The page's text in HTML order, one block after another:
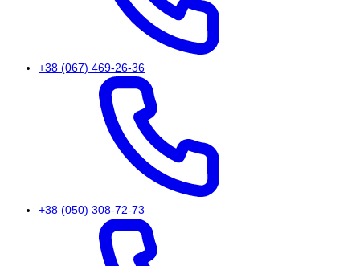
+38 (067) 469-26-36
+38 (050) 308-72-73